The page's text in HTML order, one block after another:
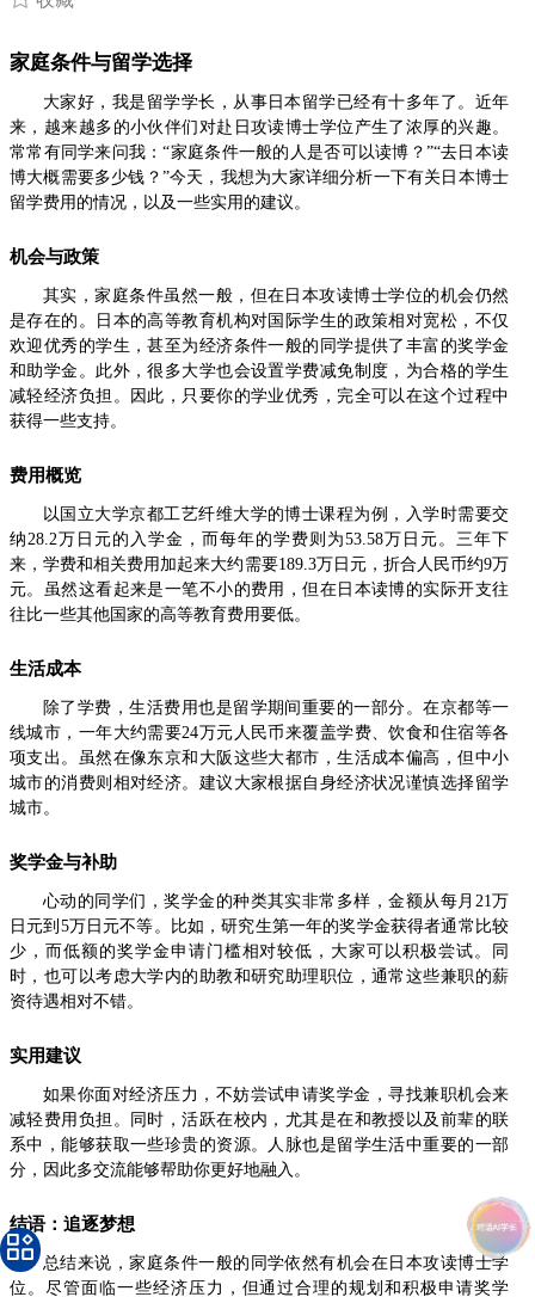
家庭条件与留学选择
大家好，我是留学学长，从事日本留学已经有十多年了。近年
来，越来越多的小伙伴们对赴日攻读博士学位产生了浓厚的兴趣。
常常有同学来问我：“家庭条件一般的人是否可以读博？”“去日本读
博大概需要多少钱？”今天，我想为大家详细分析一下有关日本博士
留学费用的情况，以及一些实用的建议。
机会与政策
其实，家庭条件虽然一般，但在日本攻读博士学位的机会仍然
是存在的。日本的高等教育机构对国际学生的政策相对宽松，不仅
欢迎优秀的学生，甚至为经济条件一般的同学提供了丰富的奖学金
和助学金。此外，很多大学也会设置学费减免制度，为合格的学生
减轻经济负担。因此，只要你的学业优秀，完全可以在这个过程中
获得一些支持。
费用概览
以国立大学京都工艺纤维大学的博士课程为例，入学时需要交
纳28.2万日元的入学金，而每年的学费则为53.58万日元。三年下
来，学费和相关费用加起来大约需要189.3万日元，折合人民币约9万
元。虽然这看起来是一笔不小的费用，但在日本读博的实际开支往
往比一些其他国家的高等教育费用要低。
生活成本
除了学费，生活费用也是留学期间重要的一部分。在京都等一
线城市，一年大约需要24万元人民币来覆盖学费、饮食和住宿等各
项支出。虽然在像东京和大阪这些大都市，生活成本偏高，但中小
城市的消费则相对经济。建议大家根据自身经济状况谨慎选择留学
城市。
奖学金与补助
心动的同学们，奖学金的种类其实非常多样，金额从每月21万
日元到5万日元不等。比如，研究生第一年的奖学金获得者通常比较
少，而低额的奖学金申请门槛相对较低，大家可以积极尝试。同
时，也可以考虑大学内的助教和研究助理职位，通常这些兼职的薪
资待遇相对不错。
实用建议
如果你面对经济压力，不妨尝试申请奖学金，寻找兼职机会来
减轻费用负担。同时，活跃在校内，尤其是在和教授以及前辈的联
系中，能够获取一些珍贵的资源。人脉也是留学生活中重要的一部
分，因此多交流能够帮助你更好地融入。
结语：追逐梦想
总结来说，家庭条件一般的同学依然有机会在日本攻读博士学
位。尽管面临一些经济压力，但通过合理的规划和积极申请奖学